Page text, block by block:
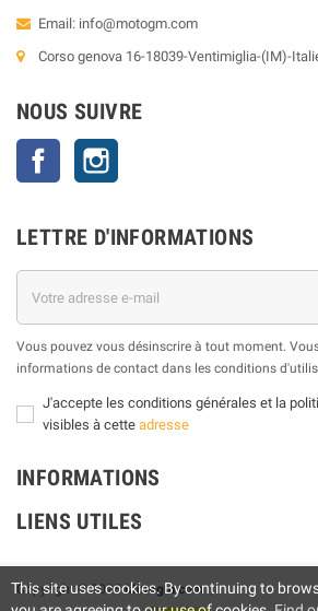
Email: info@motogm.com
Corso genova 16-18039-Ventimiglia-(IM)-
NOUS SUIVRE
Facebook
LETTRE D'INFORMATIONS
Vous pouvez vous désinscrire à tout moment.
informations de contact dans les conditions
J'accepte les conditions générales et la
visibles à cette adresse
INFORMATIONS
LIENS UTILES
Copyright © 2025Motogm.com|
This site uses cookies. By continuing to